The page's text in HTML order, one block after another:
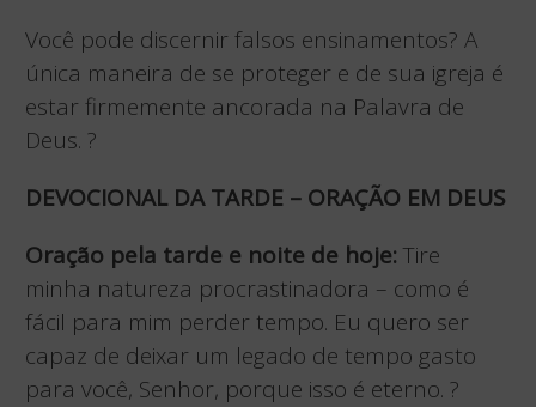
Você pode discernir falsos ensinamentos? A
única maneira de se proteger e de sua igreja é
estar firmemente ancorada na Palavra de
Deus. ?
DEVOCIONAL DA TARDE – ORAÇÃO EM DEUS
Oração pela tarde e noite de hoje: Tire
minha natureza procrastinadora – como é
fácil para mim perder tempo. Eu quero ser
capaz de deixar um legado de tempo gasto
para você, Senhor, porque isso é eterno. ?